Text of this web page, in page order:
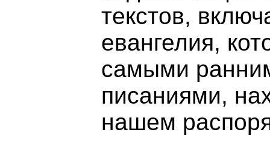
текстов,
евангелия,
самыми
писаниями,
нашем